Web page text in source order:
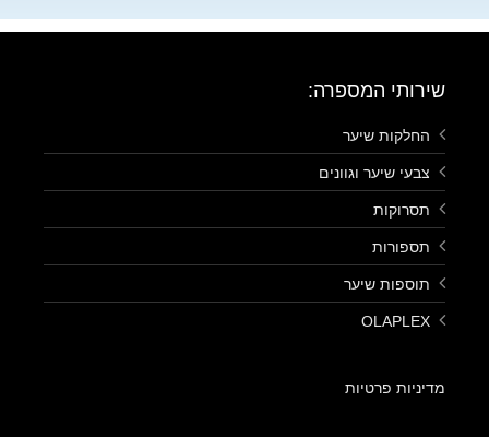
שירותי המספרה:
החלקות שיער
צבעי שיער וגוונים
תסרוקות
תספורות
תוספות שיער
OLAPLEX
מדיניות פרטיות